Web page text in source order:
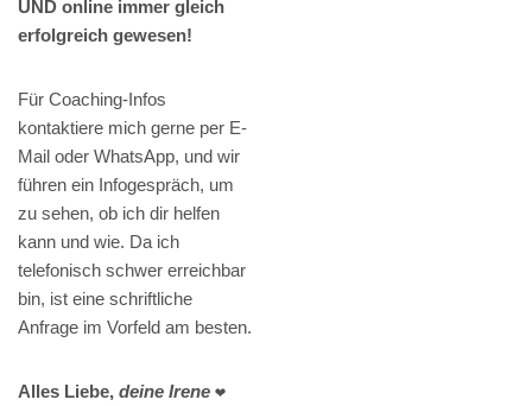
UND online immer gleich
erfolgreich gewesen!
Für Coaching-Infos
kontaktiere mich gerne per E-
Mail oder WhatsApp, und wir
führen ein Infogespräch, um
zu sehen, ob ich dir helfen
kann und wie. Da ich
telefonisch schwer erreichbar
bin, ist eine schriftliche
Anfrage im Vorfeld am besten.
Alles Liebe, deine Irene ❤️